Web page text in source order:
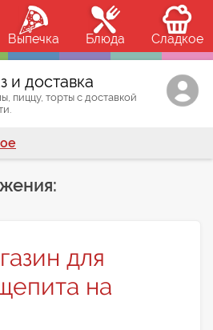
Выпечка Блюда Сладкое
и доставка
пиццу, торты с доставкой
для
на